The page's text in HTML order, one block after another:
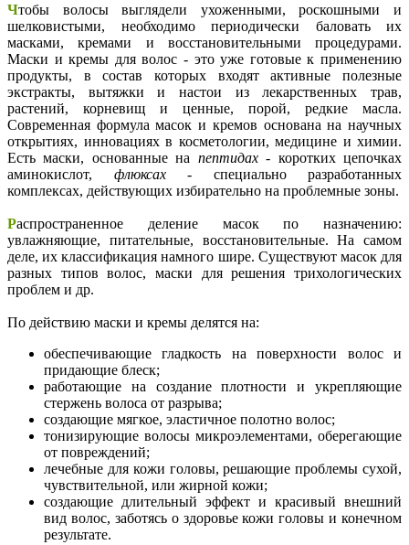
Чтобы волосы выглядели ухоженными, роскошными и
шелковистыми, необходимо периодически баловать их
масками, кремами и восстановительными процедурами.
Маски и кремы для волос - это уже готовые к применению
продукты, в состав которых входят активные полезные
экстракты, вытяжки и настои из лекарственных трав,
растений, корневищ и ценные, порой, редкие масла.
Современная формула масок и кремов основана на научных
открытиях, инновациях в косметологии, медицине и химии.
Есть маски, основанные на пептидах- коротких цепочках
аминокислот, флюксах- специально разработанных
комплексах, действующих избирательно на проблемные зоны.
Распространенное деление масок по назначению:
увлажняющие, питательные, восстановительные. На самом
деле, их классификация намного шире. Существуют масок для
разных типов волос, маски для решения трихологических
проблем и др.
По действию маски и кремы делятся на:
обеспечивающие гладкость на поверхности волос и
придающие блеск;
работающие на создание плотности и укрепляющие
стержень волоса от разрыва;
создающие мягкое, эластичное полотно волос;
тонизирующие волосы микроэлементами, оберегающие
от повреждений;
лечебные для кожи головы, решающие проблемы сухой,
чувствительной, или жирной кожи;
создающие длительный эффект и красивый внешний
вид волос, заботясь о здоровье кожи головы и конечном
результате.